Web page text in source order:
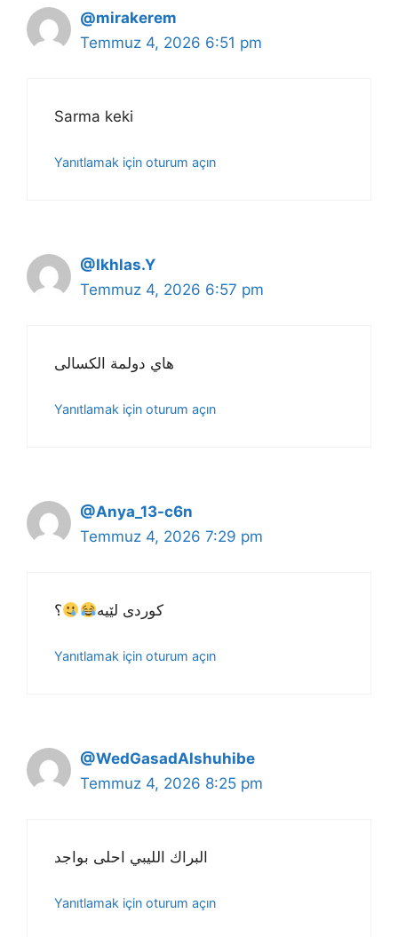
@mirakerem
Temmuz 4, 2026 6:51 pm
Sarma keki
Yanıtlamak için oturum açın
@Ikhlas.Y
Temmuz 4, 2026 6:57 pm
هاي دولمة الكسالى
Yanıtlamak için oturum açın
@Anya_13-c6n
Temmuz 4, 2026 7:29 pm
کوردی لێیە ؟
Yanıtlamak için oturum açın
@WedGasadAlshuhibe
Temmuz 4, 2026 8:25 pm
البراك الليبي احلى بواجد
Yanıtlamak için oturum açın